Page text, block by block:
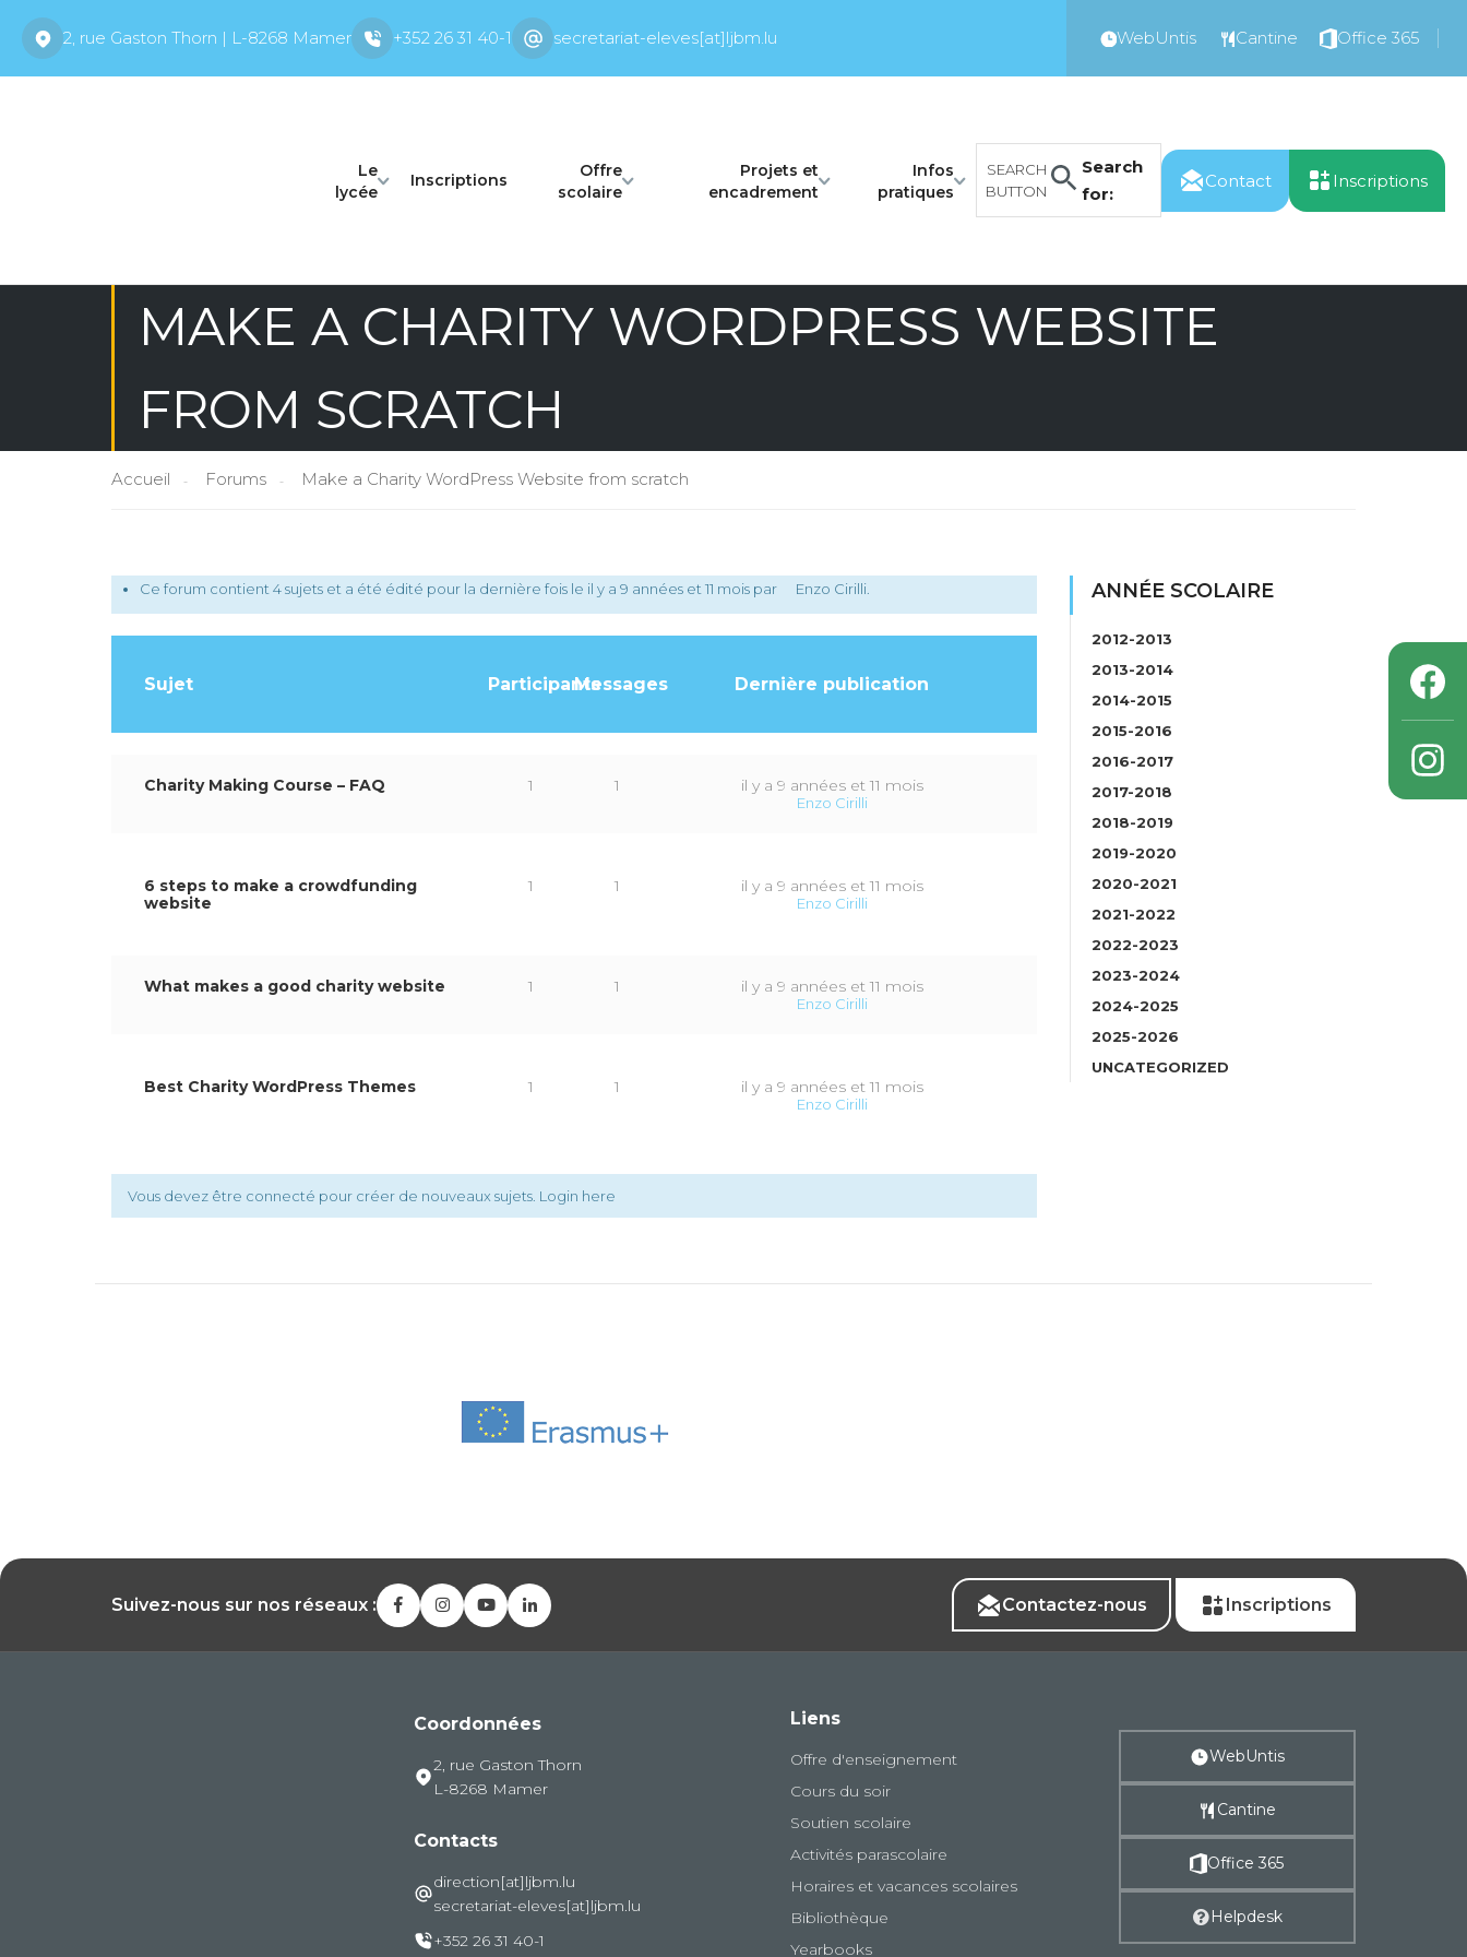
2, rue Gaston Thorn | L-8268 Mamer +352 26 31 40-1 secretariat-eleves[at]ljbm.lu WebUntis Cantine Office 365
Le
lycée
Inscriptions
Offre
scolaire
Projets et
encadrement
Infos
pratiques
Search
for:
SEARCH
BUTTON
Contact Inscriptions
MAKE A CHARITY WORDPRESS WEBSITE
FROM SCRATCH
Accueil Forums Make a Charity WordPress Website from scratch
Ce forum contient 4 sujets et a été édité pour la dernière fois le il y a 9 années et 11 mois par Enzo Cirilli
Sujet ParticipantsMessages Dernière publication
Charity Making Course – FAQ 1 1 il y a 9 années et 11 mois
Enzo Cirilli
6 steps to make a crowdfunding
website
1 1 il y a 9 années et 11 mois
Enzo Cirilli
What makes a good charity website 1 1 il y a 9 années et 11 mois
Enzo Cirilli
Best Charity WordPress Themes 1 1 il y a 9 années et 11 mois
Enzo Cirilli
Vous devez être connecté pour créer de nouveaux sujets. Login here
ANNÉE SCOLAIRE
2012-2013
2013-2014
2014-2015
2015-2016
2016-2017
2017-2018
2018-2019
2019-2020
2020-2021
2021-2022
2022-2023
2023-2024
2024-2025
2025-2026
UNCATEGORIZED
Suivez-nous sur nos réseaux : Contactez-nous Inscriptions
Coordonnées
2, rue Gaston Thorn
L-8268 Mamer
Contacts
direction[at]ljbm.lu
secretariat-eleves[at]ljbm.lu
+352 26 31 40-1
Liens
Offre d'enseignement
Cours du soir
Soutien scolaire
Activités parascolaire
Horaires et vacances scolaires
Bibliothèque
Yearbooks
WebUntis
Cantine
Office 365
Helpdesk